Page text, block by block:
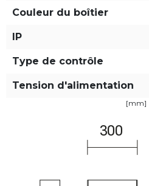
Couleur du boîtier
IP
Type de contrôle
Tension d'alimentation
[mm]